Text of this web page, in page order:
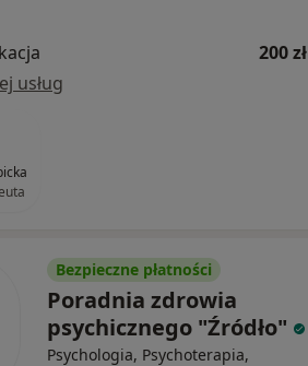
200 zł
usług
Bezpieczne płatności
Poradnia zdrowia
psychicznego "Źródło"
Psychologia, Psychoterapia,